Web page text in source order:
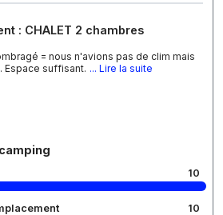
: CHALET 2 chambres
= nous n'avions pas de clim mais
Espace suffisant. ... Lire la suite
10
10